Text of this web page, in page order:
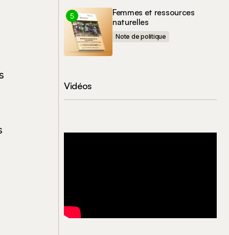
Femmes et ressources
naturelles
Note de politique
Vidéos